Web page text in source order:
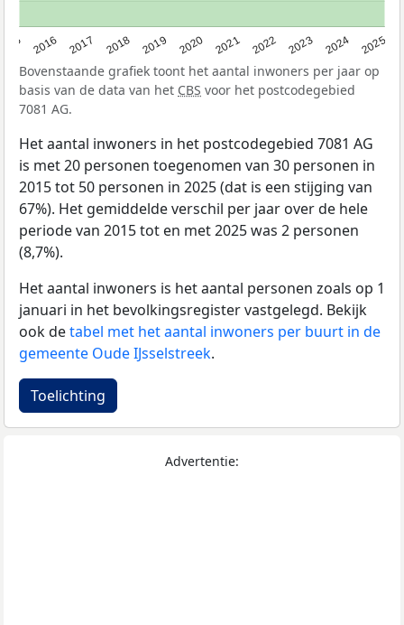
2016 2017 2018 2019 2020 2021 2022 2023 2024 2025
Bovenstaande grafiek toont het aantal inwoners per jaar op
basis van de data van het CBS voor het postcodegebied
7081 AG.
Het aantal inwoners in het postcodegebied 7081 AG
is met 20 personen toegenomen van 30 personen in
2015 tot 50 personen in 2025 (dat is een stijging van
67%). Het gemiddelde verschil per jaar over de hele
periode van 2015 tot en met 2025 was 2 personen
(8,7%).
Het aantal inwoners is het aantal personen zoals op 1
januari in het bevolkingsregister vastgelegd. Bekijk
ook detabel met het aantal inwoners per buurt in de
gemeente Oude IJsselstreek.
Toelichting
Advertentie: